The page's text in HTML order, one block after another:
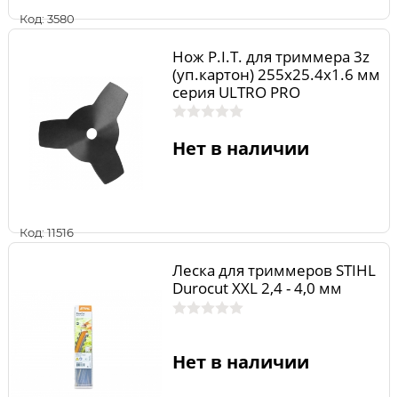
Код: 3580
Код: 11516
Нож P.I.T. для триммера 3z
(уп.картон) 255х25.4х1.6 мм
серия ULTRO PRO
010139(А3)
Нет в наличии
Леска для триммеров STIHL
Durocut XXL 2,4 - 4,0 мм
Нет в наличии